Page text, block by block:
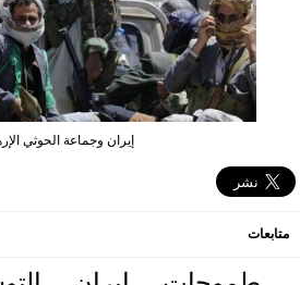
إيران وجماعة الحوثي
متابعات